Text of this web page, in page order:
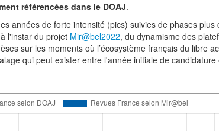
référencées dans le DOAJ.
années de forte intensité (pics) suivies de phases
l'instar du projet Mir@bel2022, du dynamisme des
sur les moments où l’écosystème français du libre
qui peut exister entre l'année initiale de